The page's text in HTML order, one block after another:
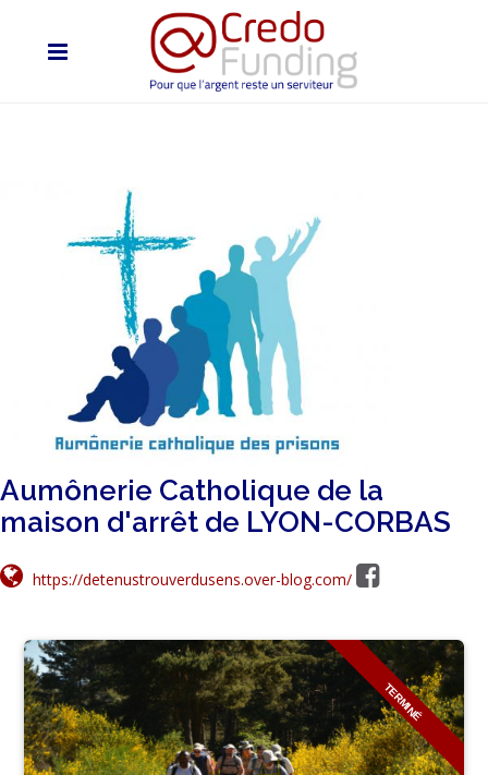
Aumônerie Catholique de la
maison d'arrêt de LYON-CORBAS
https://detenustrouverdusens.over-blog.com/
TERMINÉ